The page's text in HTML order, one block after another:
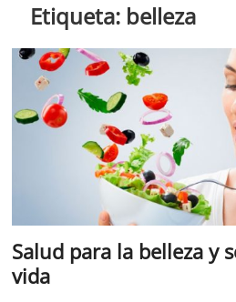
Etiqueta: belleza
Salud para la belleza y
vida